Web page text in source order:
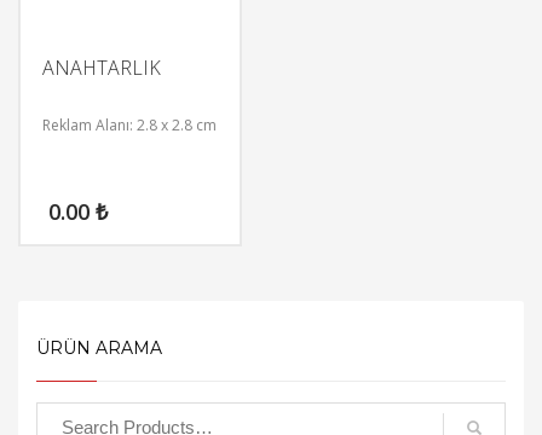
ANAHTARLIK
Reklam Alanı: 2.8 x 2.8 cm
0.00 ₺
ÜRÜN ARAMA